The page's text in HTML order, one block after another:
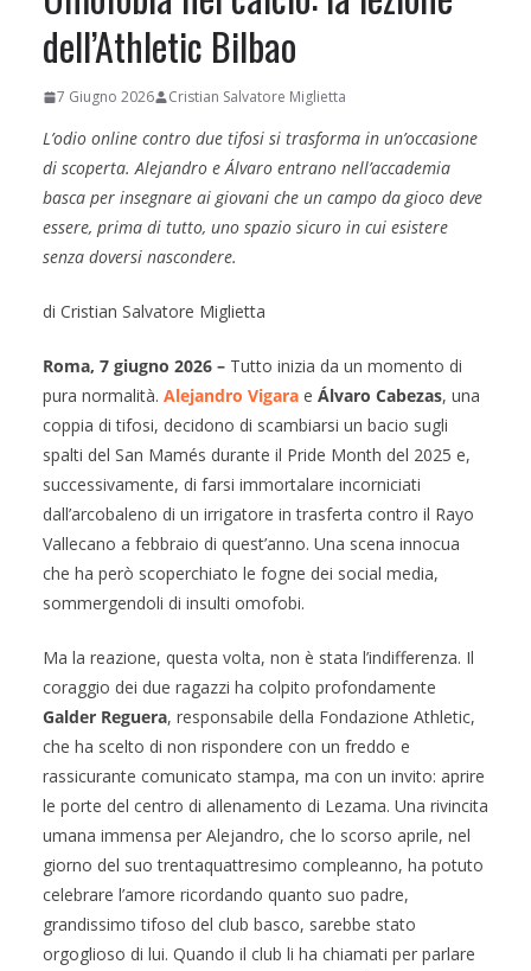
dell’Athletic Bilbao
7 Giugno 2026 Cristian Salvatore Miglietta
L’odio online contro due tifosi si trasforma in un’occasione
di scoperta. Alejandro e Álvaro entrano nell’accademia
basca per insegnare ai giovani che un campo da gioco deve
essere, prima di tutto, uno spazio sicuro in cui esistere
senza doversi nascondere.
di Cristian Salvatore Miglietta
Roma, 7 giugno 2026 – Tutto inizia da un momento di
pura normalità. Alejandro Vigara e Álvaro Cabezas, una
coppia di tifosi, decidono di scambiarsi un bacio sugli
spalti del San Mamés durante il Pride Month del 2025 e,
successivamente, di farsi immortalare incorniciati
dall’arcobaleno di un irrigatore in trasferta contro il Rayo
Vallecano a febbraio di quest’anno. Una scena innocua
che ha però scoperchiato le fogne dei social media,
sommergendoli di insulti omofobi.
Ma la reazione, questa volta, non è stata l’indifferenza. Il
coraggio dei due ragazzi ha colpito profondamente
Galder Reguera, responsabile della Fondazione Athletic,
che ha scelto di non rispondere con un freddo e
rassicurante comunicato stampa, ma con un invito: aprire
le porte del centro di allenamento di Lezama. Una rivincita
umana immensa per Alejandro, che lo scorso aprile, nel
giorno del suo trentaquattresimo compleanno, ha potuto
celebrare l’amore ricordando quanto suo padre,
grandissimo tifoso del club basco, sarebbe stato
orgoglioso di lui. Quando il club li ha chiamati per parlare